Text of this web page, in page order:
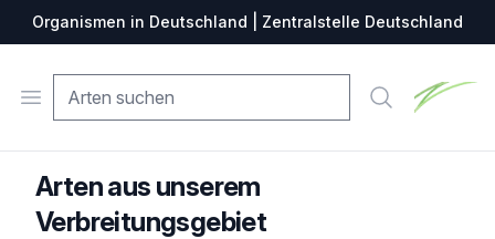
Organismen in Deutschland | Zentralstelle Deutschland
Open menu Suche
Arten aus unserem
Verbreitungsgebiet